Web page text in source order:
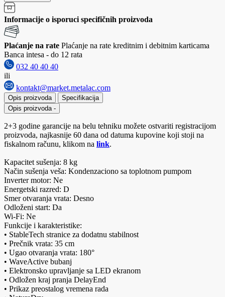
Informacije o isporuci specifičnih proizvoda
Plaćanje na rate Plaćanje na rate kreditnim i debitnim karticama
Banca intesa - do 12 rata
032 40 40 40
ili
kontakt@market.metalac.com
Opis proizvoda
Specifikacija
Opis proizvoda -
2+3 godine garancije na belu tehniku možete ostvariti registracijom
proizvoda, najkasnije 60 dana od datuma kupovine koji stoji na
fiskalnom računu, klikom na link.
Kapacitet sušenja: 8 kg
Način sušenja veša: Kondenzaciono sa toplotnom pumpom
Inverter motor: Ne
Energetski razred: D
Smer otvaranja vrata: Desno
Odloženi start: Da
Wi-Fi: Ne
Funkcije i karakteristike:
• StableTech stranice za dodatnu stabilnost
• Prečnik vrata: 35 cm
• Ugao otvaranja vrata: 180°
• WaveActive bubanj
• Elektronsko upravljanje sa LED ekranom
• Odložen kraj pranja DelayEnd
• Prikaz preostalog vremena rada